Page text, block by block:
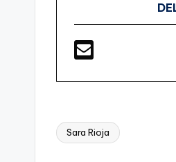
Etiquetas:
Sara Rioja